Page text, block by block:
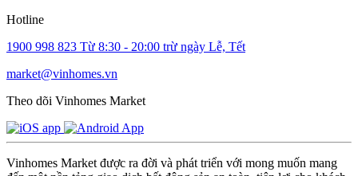
Hotline
1900 998 823 Từ 8:30 - 20:00 trừ ngày Lễ, Tết
market@vinhomes.vn
Theo dõi Vinhomes Market
Vinhomes Market được ra đời và phát triển với mong muốn mang